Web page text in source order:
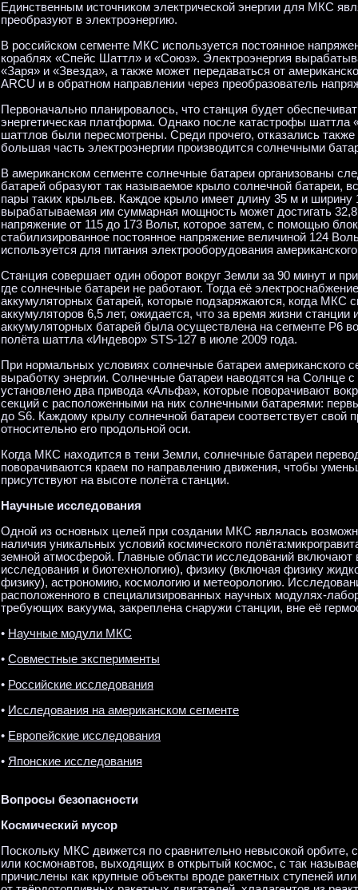
Единственным источником электрической энергии для МКС
преобразуют в электроэнергию.
В российском сегменте МКС используется постоянное
кораблях «Спейс Шаттл» и «Союз». Электроэнергия
«Заря» и «Звезда», а также может передаваться от
ARCU и в обратном направлении через преобразователь
Первоначально планировалось, что станция будет
энергетическая платформа. Однако после катастрофы шаттла
шаттлов были пересмотрены. Среди прочего, отказались
большая часть электроэнергии производится солнечными
В американском сегменте солнечные батареи организованы
батарей образуют так называемое крыло солнечной батареи,
пары таких крыльев. Каждое крыло имеет длину 35 м и ширину
вырабатываемая им суммарная мощность может достигать
напряжение от 115 до 173 Вольт, которое затем, с помощью
стабилизированное постоянное напряжение величиной 124
используется для питания электрооборудования
Станция совершает один оборот вокруг Земли за 90 минут и
где солнечные батареи не работают. Тогда её
аккумуляторных батарей, которые подзаряжаются, когда МКС
аккумуляторов 6,5 лет, ожидается, что за время жизни
аккумуляторных батарей была осуществлена на сегменте Р6
полёта шаттла «Индевор» STS-127 в июле 2009 года.
При нормальных условиях солнечные батареи
выработку энергии. Солнечные батареи наводятся на
установлено два привода «Альфа», которые поворачивают
секций с расположенными на них солнечными батареями:
до S6. Каждому крылу солнечной батареи соответствует свой
относительно его продольной оси.
Когда МКС находится в тени Земли, солнечные батареи
поворачиваются краем по направлению движения, чтобы
присутствуют на высоте полёта станции.
Научные исследования
Одной из основных целей при создании МКС являлась
наличия уникальных условий космического
земной атмосферой. Главные области исследований
исследования и биотехнологию), физику (включая физику
физику), астрономию, космологию и метеорологию.
расположенного в специализированных научных модулях-
требующих вакуума, закреплена снаружи станции, вне её
• Научные модули МКС
• Совместные эксперименты
• Российские исследования
• Исследования на американском сегменте
• Европейские исследования
• Японские исследования
Вопросы безопасности
Космический мусор
Поскольку МКС движется по сравнительно невысокой орбите,
или космонавтов, выходящих в открытый космос, с так
причислены как крупные объекты вроде ракетных ступеней